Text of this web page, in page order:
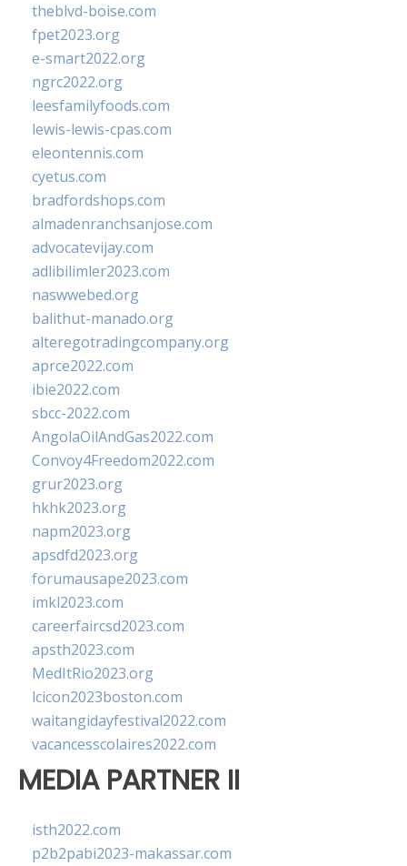
theblvd-boise.com
fpet2023.org
e-smart2022.org
ngrc2022.org
leesfamilyfoods.com
lewis-lewis-cpas.com
eleontennis.com
cyetus.com
bradfordshops.com
almadenranchsanjose.com
advocatevijay.com
adlibilimler2023.com
naswwebed.org
balithut-manado.org
alteregotradingcompany.org
aprce2022.com
ibie2022.com
sbcc-2022.com
AngolaOilAndGas2022.com
Convoy4Freedom2022.com
grur2023.org
hkhk2023.org
napm2023.org
apsdfd2023.org
forumausape2023.com
imkl2023.com
careerfaircsd2023.com
apsth2023.com
MedItRio2023.org
lcicon2023boston.com
waitangidayfestival2022.com
vacancesscolaires2022.com
MEDIA PARTNER II
isth2022.com
p2b2pabi2023-makassar.com